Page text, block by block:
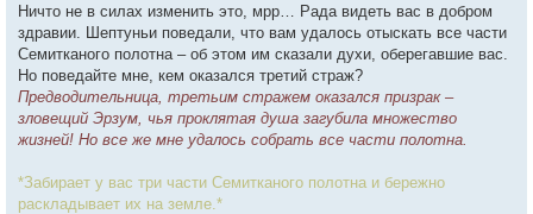
Ничто не в силах изменить это, мрр… Рада видеть вас в добром
здравии. Шептуньи поведали, что вам удалось отыскать все части
Семитканого полотна – об этом им сказали духи, оберегавшие вас.
Но поведайте мне, кем оказался третий страж?
Предводительница, третьим стражем оказался призрак –
зловещий Эрзум, чья проклятая душа загубила множество
жизней! Но все же мне удалось собрать все части полотна.
*Забирает у вас три части Семитканого полотна и бережно
раскладывает их на земле.*